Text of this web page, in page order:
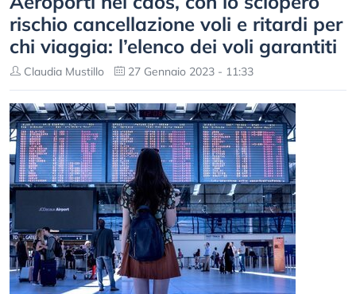
rischio cancellazione voli e ritardi per
chi viaggia: l’elenco dei voli garantiti
Claudia Mustillo 27 Gennaio 2023 - 11:33